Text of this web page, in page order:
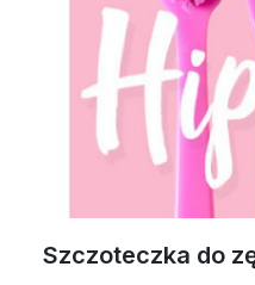
Szczoteczka do